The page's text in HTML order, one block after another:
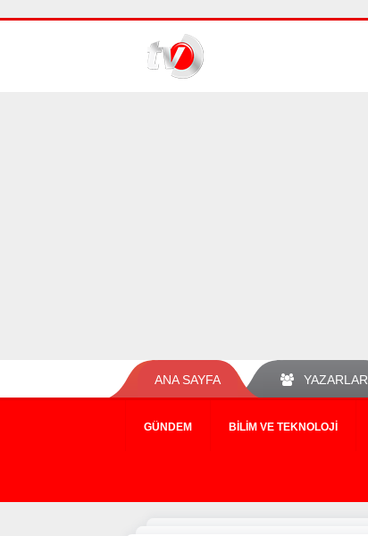
ANA SAYFA YAZARLAR
GÜNDEM BILIM VE TEKNOLOJI